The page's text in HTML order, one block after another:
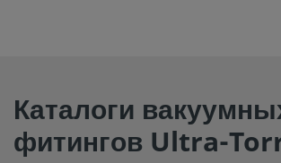
Каталоги
фитингов Ultra-